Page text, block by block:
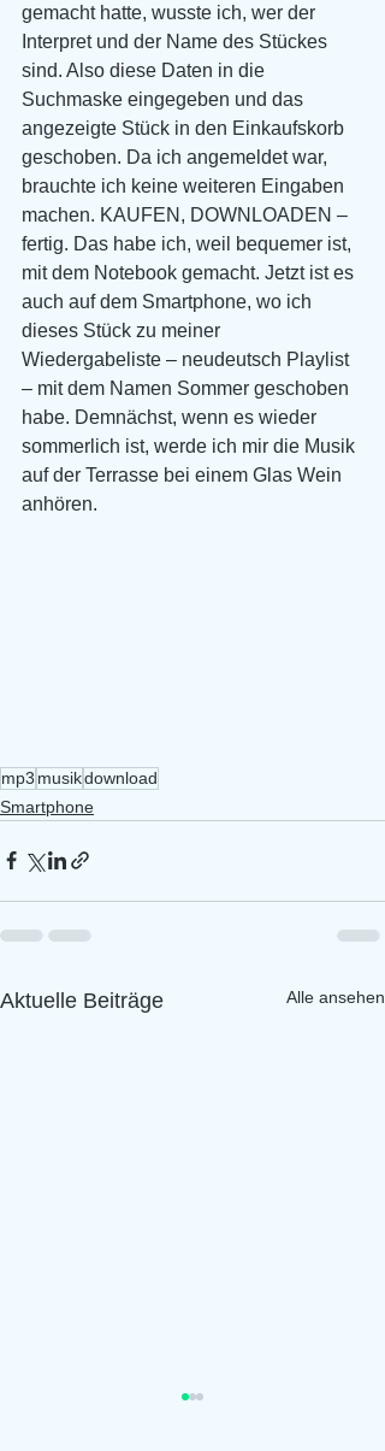
gemacht hatte, wusste ich, wer der
Interpret und der Name des Stückes
sind. Also diese Daten in die
Suchmaske eingegeben und das
angezeigte Stück in den Einkaufskorb
geschoben. Da ich angemeldet war,
brauchte ich keine weiteren Eingaben
machen. KAUFEN, DOWNLOADEN –
fertig. Das habe ich, weil bequemer ist,
mit dem Notebook gemacht. Jetzt ist es
auch auf dem Smartphone, wo ich
dieses Stück zu meiner
Wiedergabeliste – neudeutsch Playlist
– mit dem Namen Sommer geschoben
habe. Demnächst, wenn es wieder
sommerlich ist, werde ich mir die Musik
auf der Terrasse bei einem Glas Wein
anhören.
mp3 musikdownload
Smartphone
Aktuelle Beiträge Alle ansehen